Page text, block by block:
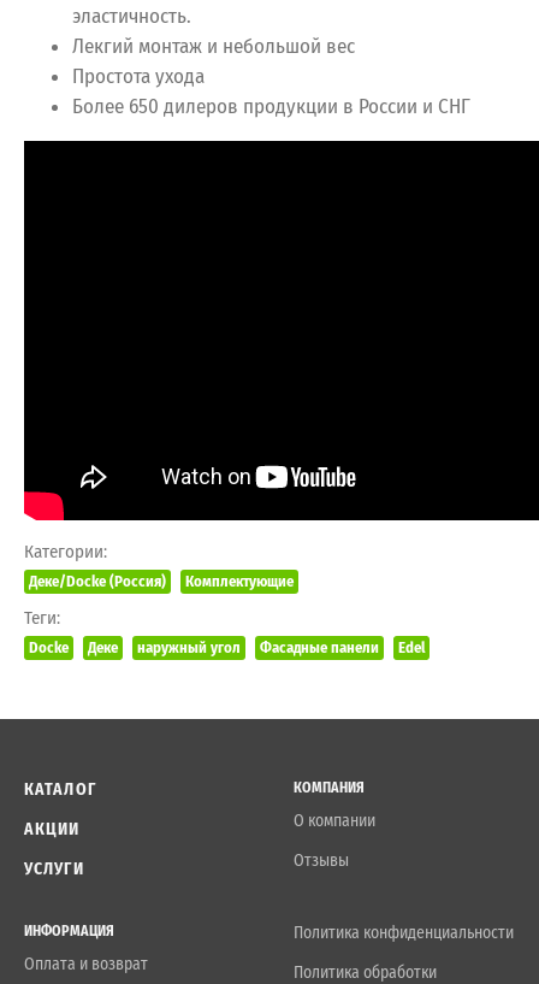
эластичность.
Лекгий монтаж и небольшой вес
Простота ухода
Более 650 дилеров продукции в России и СНГ
Категории:
Деке/Docke (Россия) Комплектующие
Теги:
Docke Деке наружный угол Фасадные панели Edel
КАТАЛОГ
АКЦИИ
УСЛУГИ
КОМПАНИЯ
О компании
Отзывы
ИНФОРМАЦИЯ
Оплата и возврат
Политика конфиденциальности
Политика обработки